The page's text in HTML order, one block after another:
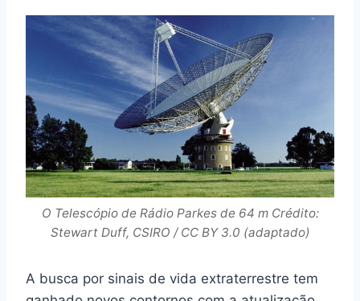
O Telescópio de Rádio Parkes de 64 m Crédito:
Stewart Duff, CSIRO / CC BY 3.0 (adaptado)
A busca por sinais de vida extraterrestre tem